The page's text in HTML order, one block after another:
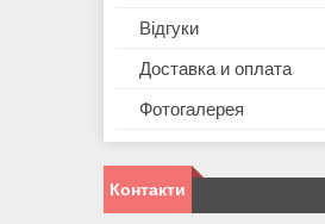
Відгуки
Доставка и оплата
Фотогалерея
Контакти